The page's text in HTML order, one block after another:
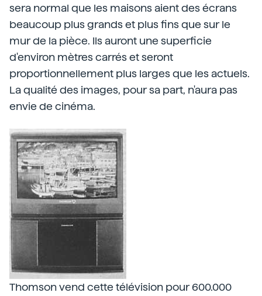
sera normal que les maisons aient des écrans
beaucoup plus grands et plus fins que sur le
mur de la pièce. Ils auront une superficie
d'environ mètres carrés et seront
proportionnellement plus larges que les actuels.
La qualité des images, pour sa part, n'aura pas
envie de cinéma.
Thomson vend cette télévision pour 600.000